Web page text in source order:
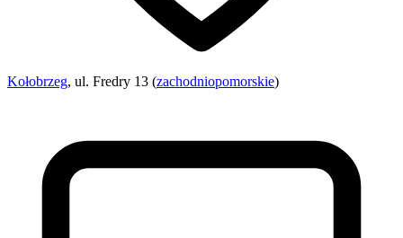
Kołobrzeg, ul. Fredry 13 (zachodniopomorskie)